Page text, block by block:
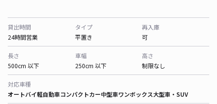
貸出時間
24時間営業
タイプ
平置き
再入庫
可
長さ
500cm 以下
車幅
250cm 以下
高さ
制限なし
対応車種
オートバイ軽自動車コンパクトカー中型車ワンボックス大型車・SUV